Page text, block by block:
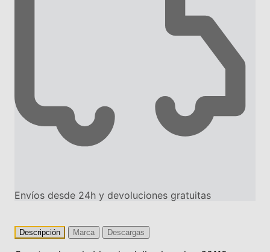
Envíos desde 24h y devoluciones gratuitas
Descripción Marca Descargas